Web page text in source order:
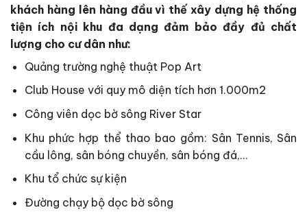
khách hàng lên hàng đầu vì thế xây dựng hệ thống
tiện ích nội khu đa dạng đảm bảo đầy đủ chất
lượng cho cư dân như:
Quảng trường nghệ thuật Pop Art
Club House với quy mô diện tích hơn 1.000m2
Công viên dọc bờ sông River Star
Khu phức hợp thể thao bao gồm: Sân Tennis, Sân
cầu lông, sân bóng chuyền, sân bóng đá,…
Khu tổ chức sự kiện
Đường chạy bộ dọc bờ sông